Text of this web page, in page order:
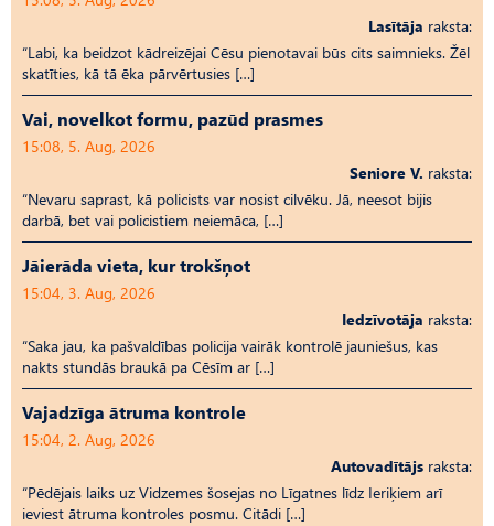
Lasītāja raksta:
“Labi, ka beidzot kādreizējai Cēsu pienotavai būs cits saimnieks. Žēl
skatīties, kā tā ēka pārvērtusies […]
Vai, novelkot formu, pazūd prasmes
15:08, 5. Aug, 2026
Seniore V. raksta:
“Nevaru saprast, kā policists var nosist cilvēku. Jā, neesot bijis
darbā, bet vai policistiem neiemāca, […]
Jāierāda vieta, kur trokšņot
15:04, 3. Aug, 2026
Iedzīvotāja raksta:
“Saka jau, ka pašvaldības policija vairāk kontrolē jauniešus, kas
nakts stundās braukā pa Cēsīm ar […]
Vajadzīga ātruma kontrole
15:04, 2. Aug, 2026
Autovadītājs raksta:
“Pēdējais laiks uz Vid­ze­mes šosejas no Līgatnes līdz Ieriķiem arī
ieviest ātruma kontroles posmu. Citādi […]